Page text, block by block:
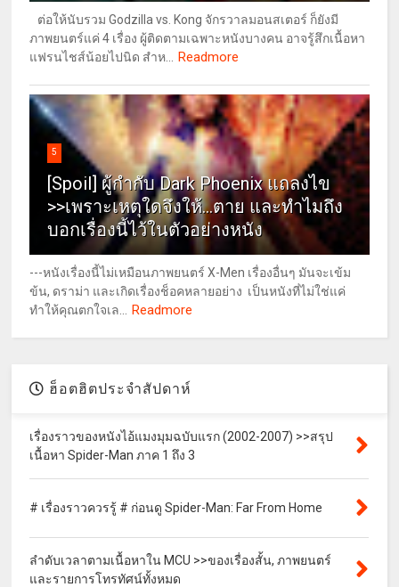
ต่อให้นับรวม Godzilla vs. Kong จักรวาลมอนสเตอร์ ก็ยังมี
ภาพยนตร์แค่ 4 เรื่อง ผู้ติดตามเฉพาะหนังบางคน อาจรู้สึกเนื้อหา
แฟรนไชส์น้อยไปนิด สำห...
Readmore
5
[Spoil] ผู้กำกับ Dark Phoenix แถลงไข
>>เพราะเหตุใดจึงให้...ตาย และทำไมถึง
บอกเรื่องนี้ไว้ในตัวอย่างหนัง
---หนังเรื่องนี้ไม่เหมือนภาพยนตร์ X-Men เรื่องอื่นๆ มันจะเข้ม
ข้น, ดราม่า และเกิดเรื่องช็อคหลายอย่าง เป็นหนังที่ไม่ใช่แค่
ทำให้คุณตกใจเล...
Readmore
ฮ็อตฮิตประจำสัปดาห์
เรื่องราวของหนังไอ้แมงมุมฉบับแรก (2002-2007) >>สรุป
เนื้อหา Spider-Man ภาค 1 ถึง 3
# เรื่องราวควรรู้ # ก่อนดู Spider-Man: Far From Home
ลำดับเวลาตามเนื้อหาใน MCU >>ของเรื่องสั้น, ภาพยนตร์
และรายการโทรทัศน์ทั้งหมด